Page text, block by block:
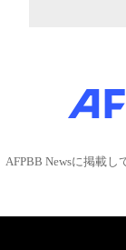
AFPBB Newsに掲載